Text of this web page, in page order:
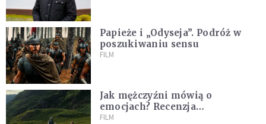
Papieże i „Odyseja”. Podróż w
poszukiwaniu sensu
FILM
Jak mężczyźni mówią o
emocjach? Recenzja
najnowszego filmu Barta
FILM